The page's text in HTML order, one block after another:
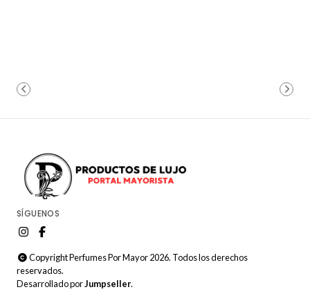
SÍGUENOS
Copyright Perfumes Por Mayor 2026. Todos los derechos
reservados.
Desarrollado porJumpseller.